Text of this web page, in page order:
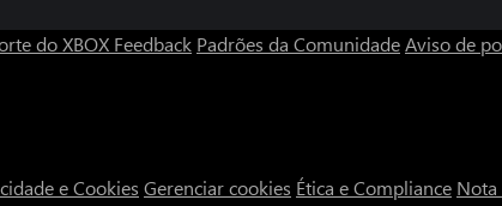
*
do XBOX Feedback Padrões da ComunidadeAviso de
e Cookies Gerenciar cookies Ética e Compliance Nota